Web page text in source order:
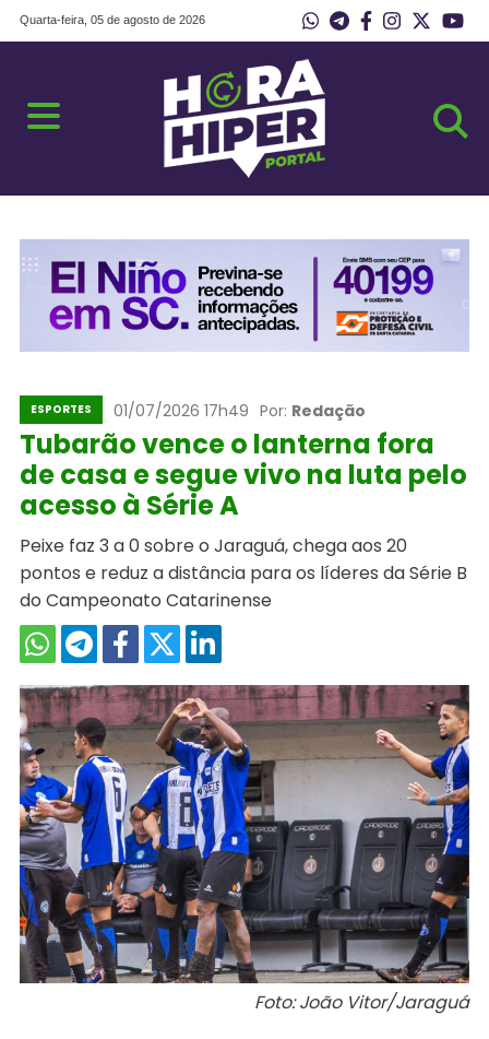
Quarta-feira, 05 de agosto de 2026
ESPORTES 01/07/2026 17h49 Por: Redação
Tubarão vence o lanterna fora
de casa e segue vivo na luta pelo
acesso à Série A
Peixe faz 3 a 0 sobre o Jaraguá, chega aos 20
pontos e reduz a distância para os líderes da Série B
do Campeonato Catarinense
Foto: João Vitor/Jaraguá